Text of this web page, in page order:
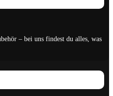
– bei uns findest du alles, was